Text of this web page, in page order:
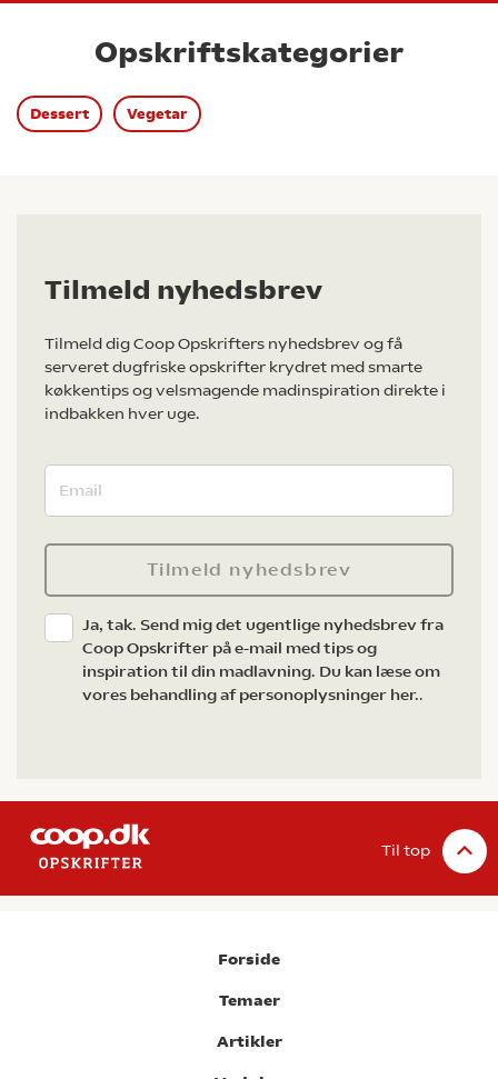
Opskriftskategorier
Dessert Vegetar
Tilmeld nyhedsbrev
Tilmeld dig Coop Opskrifters nyhedsbrev og få
serveret dugfriske opskrifter krydret med smarte
køkkentips og velsmagende madinspiration direkte i
indbakken hver uge.
Tilmeld nyhedsbrev
Ja, tak. Send mig det ugentlige nyhedsbrev fra
Coop Opskrifter på e-mail med tips og
inspiration til din madlavning. Du kan læse om
vores behandling af personoplysninger her..
Til top
Forside
Temaer
Artikler